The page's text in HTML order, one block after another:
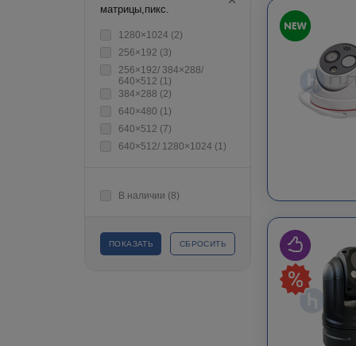
матрицы,пикс.
1280×1024 (2)
256×192 (3)
256×192/ 384×288/
640×512 (1)
384×288 (2)
640×480 (1)
640×512 (7)
640×512/ 1280×1024 (1)
В наличии (8)